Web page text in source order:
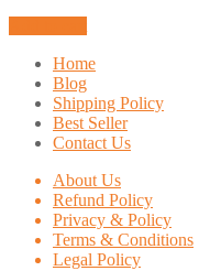
Home
Blog
Shipping Policy
Best Seller
Contact Us
About Us
Refund Policy
Privacy & Policy
Terms & Conditions
Legal Policy